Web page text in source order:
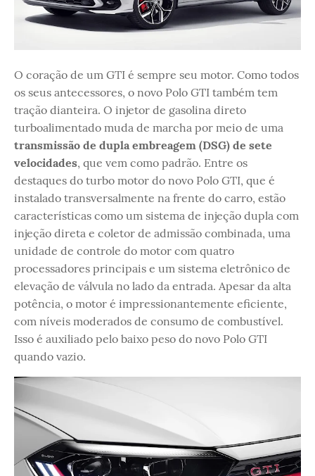
O coração de um GTI é sempre seu motor. Como todos
os seus antecessores, o novo Polo GTI também tem
tração dianteira. O injetor de gasolina direto
turboalimentado muda de marcha por meio de uma
transmissão de dupla embreagem (DSG) de sete
velocidades, que vem como padrão. Entre os
destaques do turbo motor do novo Polo GTI, que é
instalado transversalmente na frente do carro, estão
características como um sistema de injeção dupla com
injeção direta e coletor de admissão combinada, uma
unidade de controle do motor com quatro
processadores principais e um sistema eletrônico de
elevação de válvula no lado da entrada. Apesar da alta
potência, o motor é impressionantemente eficiente,
com níveis moderados de consumo de combustível.
Isso é auxiliado pelo baixo peso do novo Polo GTI
quando vazio.